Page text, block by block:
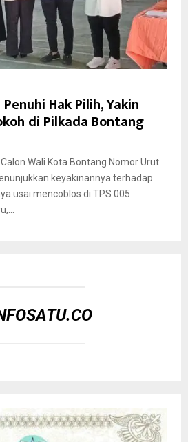
Hak Pilih, Yakin
di Pilkada Bontang
Wali Kota Bontang Nomor Urut
keyakinannya terhadap
usai mencoblos di TPS 005